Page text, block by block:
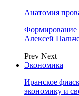
Анатомия
Формирование
Алексей
Prev Next
Экономика
Иранское
экономику и